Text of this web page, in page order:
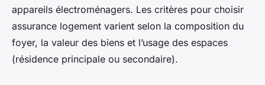
appareils électroménagers. Les critères pour choisir
assurance logement varient selon la composition du
foyer, la valeur des biens et l’usage des espaces
(résidence principale ou secondaire).